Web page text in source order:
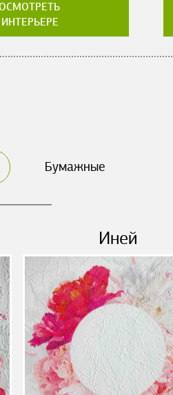
ИНТЕРЬЕРЕ
Бумажные
Иней